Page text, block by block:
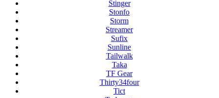
Stinger
Stonfo
Storm
Streamer
Sufix
Sunline
Tailwalk
Taka
TF Gear
Thirty34four
Tict